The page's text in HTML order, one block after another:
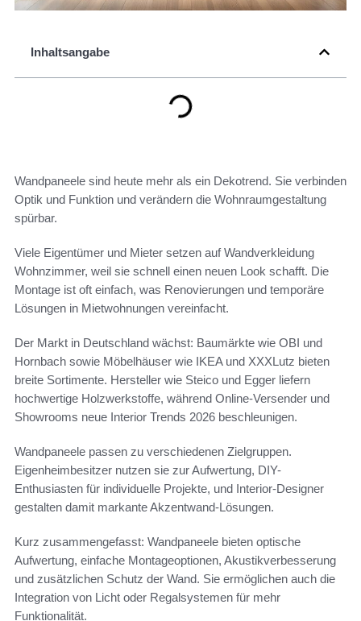
Inhaltsangabe
Wandpaneele sind heute mehr als ein Dekotrend. Sie verbinden
Optik und Funktion und verändern die Wohnraumgestaltung
spürbar.
Viele Eigentümer und Mieter setzen auf Wandverkleidung
Wohnzimmer, weil sie schnell einen neuen Look schafft. Die
Montage ist oft einfach, was Renovierungen und temporäre
Lösungen in Mietwohnungen vereinfacht.
Der Markt in Deutschland wächst: Baumärkte wie OBI und
Hornbach sowie Möbelhäuser wie IKEA und XXXLutz bieten
breite Sortimente. Hersteller wie Steico und Egger liefern
hochwertige Holzwerkstoffe, während Online-Versender und
Showrooms neue Interior Trends 2026 beschleunigen.
Wandpaneele passen zu verschiedenen Zielgruppen.
Eigenheimbesitzer nutzen sie zur Aufwertung, DIY-
Enthusiasten für individuelle Projekte, und Interior-Designer
gestalten damit markante Akzentwand-Lösungen.
Kurz zusammengefasst: Wandpaneele bieten optische
Aufwertung, einfache Montageoptionen, Akustikverbesserung
und zusätzlichen Schutz der Wand. Sie ermöglichen auch die
Integration von Licht oder Regalsystemen für mehr
Funktionalität.